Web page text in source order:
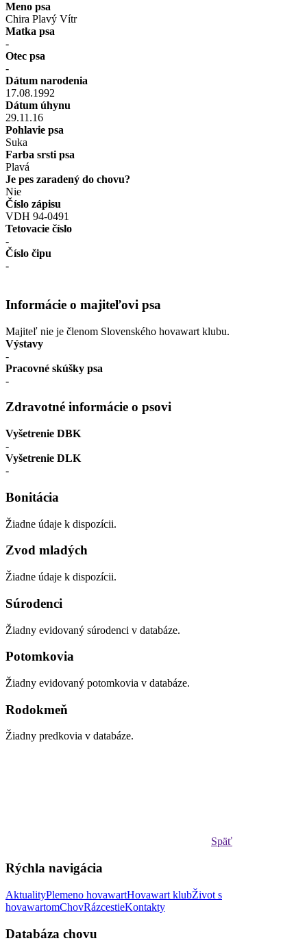
Meno psa
Chira Plavý Vítr
Matka psa
-
Otec psa
-
Dátum narodenia
17.08.1992
Dátum úhynu
29.11.16
Pohlavie psa
Suka
Farba srsti psa
Plavá
Je pes zaradený do chovu?
Nie
Číslo zápisu
VDH 94-0491
Tetovacie číslo
-
Číslo čipu
-
Informácie o majiteľovi psa
Majiteľ nie je členom Slovenského hovawart klubu.
Výstavy
-
Pracovné skúšky psa
-
Zdravotné informácie o psovi
Vyšetrenie DBK
-
Vyšetrenie DLK
-
Bonitácia
Žiadne údaje k dispozícii.
Zvod mladých
Žiadne údaje k dispozícii.
Súrodenci
Žiadny evidovaný súrodenci v databáze.
Potomkovia
Žiadny evidovaný potomkovia v databáze.
Rodokmeň
Žiadny predkovia v databáze.
Späť
Rýchla navigácia
AktualityPlemeno hovawartHovawart klubŽivot s
hovawartomChovRázcestieKontakty
Databáza chovu